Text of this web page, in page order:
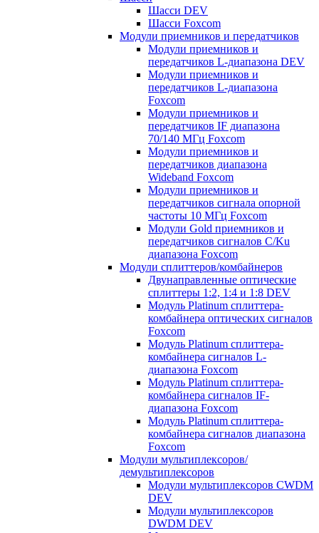
Шасси DEV
Шасси Foxcom
Модули приемников и передатчиков
Модули приемников и
передатчиков L-диапазона DEV
Модули приемников и
передатчиков L-диапазона
Foxcom
Модули приемников и
передатчиков IF диапазона
70/140 МГц Foxcom
Модули приемников и
передатчиков диапазона
Wideband Foxcom
Модули приемников и
передатчиков сигнала опорной
частоты 10 МГц Foxcom
Модули Gold приемников и
передатчиков сигналов C/Ku
диапазона Foxcom
Модули сплиттеров/комбайнеров
Двунаправленные оптические
сплиттеры 1:2, 1:4 и 1:8 DEV
Модуль Platinum cплиттера-
комбайнера оптических сигналов
Foxcom
Модуль Platinum сплиттера-
комбайнера сигналов L-
диапазона Foxcom
Модуль Platinum сплиттера-
комбайнера сигналов IF-
диапазона Foxcom
Модуль Platinum сплиттера-
комбайнера сигналов диапазона
Foxcom
Модули мультиплексоров/
демультиплексоров
Модули мультиплексоров CWDM
DEV
Модули мультиплексоров
DWDM DEV